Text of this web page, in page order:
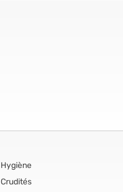
Hygiène
Crudités